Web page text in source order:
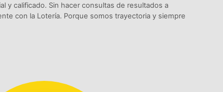
y calificado. Sin hacer consultas de resultados a
con la Lotería. Porque somos trayectoria y siempre